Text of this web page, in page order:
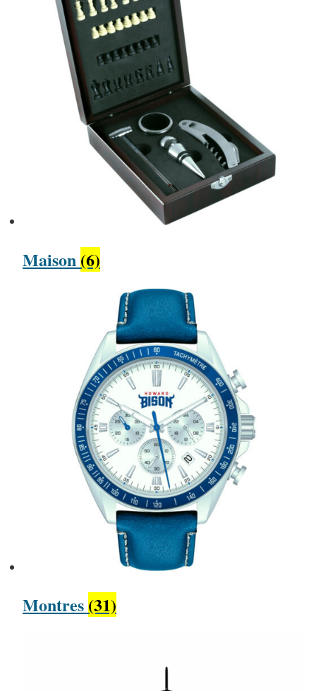
Maison (6)
Montres (31)